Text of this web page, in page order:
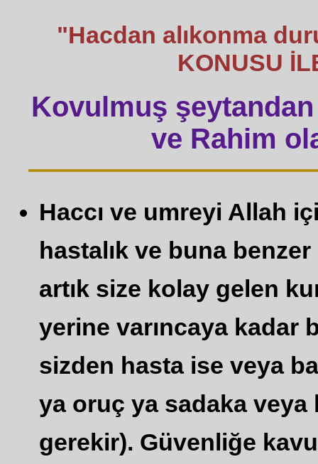
"Hacdan alıkonma
KONUSU
Kovulmuş şeytandan
ve Rahim
Haccı ve umreyi Allah
hastalık ve buna benzer
artık size kolay gelen
yerine varıncaya kadar
sizden hasta ise veya
ya oruç ya sadaka
gerekir). Güvenliğe